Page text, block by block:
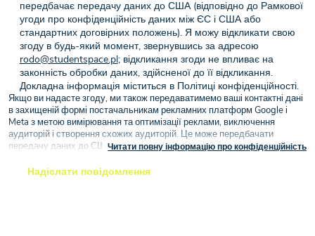
передбачає передачу даних до США (відповідно до Рамкової
угоди про конфіденційність даних між ЄС і США або
стандартних договірних положень). Я можу відкликати свою
згоду в будь-який момент, звернувшись за адресою
rodo@studentspace.pl; відкликання згоди не впливає на
законність обробки даних, здійсненої до її відкликання.
Докладна інформація міститься в Політиці конфіденційності.
Якщо ви надасте згоду, ми також передаватимемо ваші контактні дані
в захищеній формі постачальникам рекламних платформ Google і
Meta з метою вимірювання та оптимізації реклами, виключення
аудиторій і створення схожих аудиторій. Це може передбачати
передачу даних до США (відповідно до Рамкової угоди про
положень) на підставі вашої згоди (стаття 6(1)(a) GDPR).
Читати повну інформацію про конфіденційність
Надіслати повідомлення